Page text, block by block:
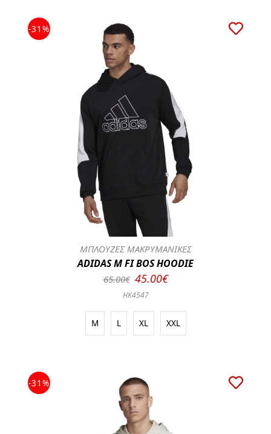
-31%
ΜΠΛΟΥΖΕΣ ΜΑΚΡΥΜΑΝΙΚΕΣ
ADIDAS M FI BOS HOODIE
65.00€ 45.00€
HK4547
M L XL XXL
-31%